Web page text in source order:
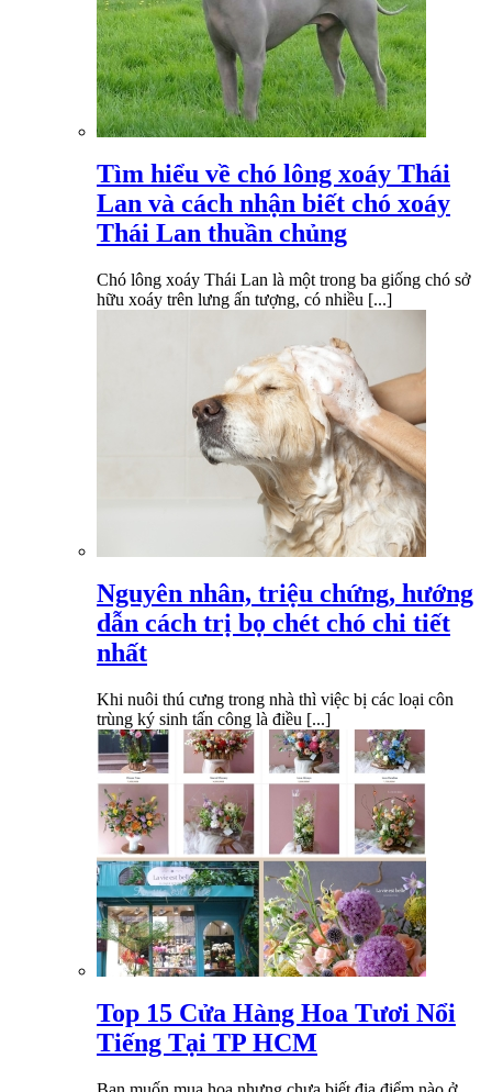
Tìm hiểu về chó lông xoáy Thái
Lan và cách nhận biết chó xoáy
Thái Lan thuần chủng
Chó lông xoáy Thái Lan là một trong ba giống chó sở
hữu xoáy trên lưng ấn tượng, có nhiều [...]
Nguyên nhân, triệu chứng, hướng
dẫn cách trị bọ chét chó chi tiết
nhất
Khi nuôi thú cưng trong nhà thì việc bị các loại côn
trùng ký sinh tấn công là điều [...]
Top 15 Cửa Hàng Hoa Tươi Nổi
Tiếng Tại TP HCM